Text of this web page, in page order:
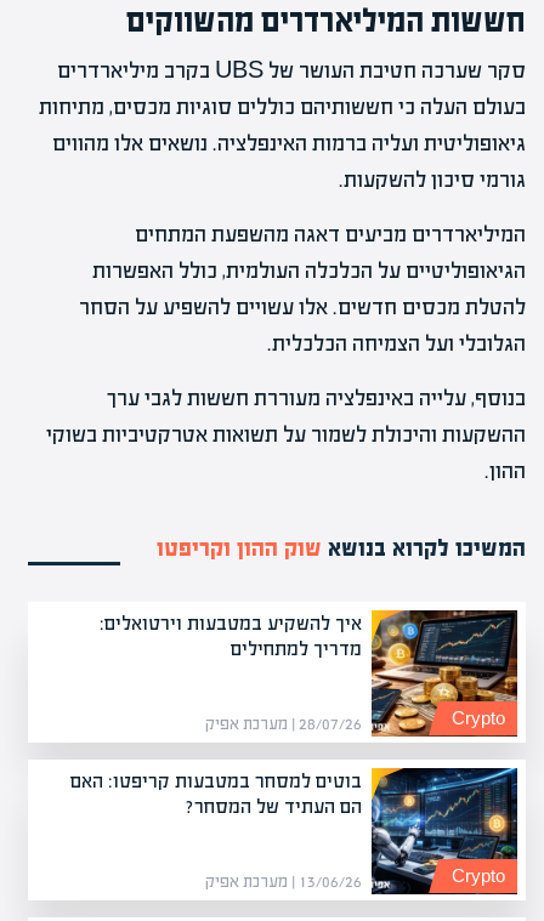
חששות המיליארדרים מהשווקים
סקר שערכה חטיבת העושר של UBS בקרב מיליארדרים
בעולם העלה כי חששותיהם כוללים סוגיות מכסים, מתיחות
גיאופוליטית ועליה ברמות האינפלציה. נושאים אלו מהווים
גורמי סיכון להשקעות.
המיליארדרים מביעים דאגה מהשפעת המתחים
הגיאופוליטיים על הכלכלה העולמית, כולל האפשרות
להטלת מכסים חדשים. אלו עשויים להשפיע על הסחר
הגלובלי ועל הצמיחה הכלכלית.
בנוסף, עלייה באינפלציה מעוררת חששות לגבי ערך
ההשקעות והיכולת לשמור על תשואות אטרקטיביות בשוקי
ההון.
המשיכו לקרוא בנושא שוק ההון וקריפטו
איך להשקיע במטבעות וירטואלים:
מדריך למתחילים
28/07/26 | מערכת אפיק Crypto
בוטים למסחר במטבעות קריפטו: האם
הם העתיד של המסחר?
13/06/26 | מערכת אפיק Crypto